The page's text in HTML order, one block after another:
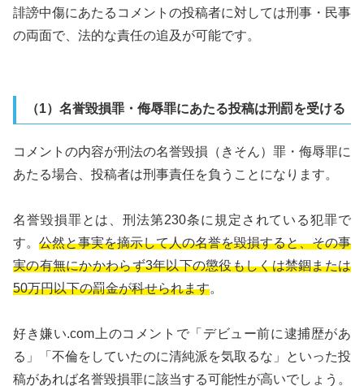
誹謗中傷にあたるコメントの投稿者に対しては刑事・民事
の両面で、法的な責任の追及が可能です。
（1）名誉毀損罪・侮辱罪にあたる投稿は刑罰を受ける
コメントの内容が刑法の名誉毀損（きそん）罪・侮辱罪に
あたる場合、投稿者は刑事責任を負うことになります。
名誉毀損罪とは、刑法第230条に規定されている犯罪で
す。 公然と事実を摘示して人の名誉を毀損すると、その事
実の有無にかかわらず3年以下の懲役もしくは禁錮または
50万円以下の罰金が科せられます。
好き嫌い.com上のコメントで「デビュー前に逮捕歴があ
る」「不倫をしていたのに清純派を気取るな」といった投
稿があれば名誉毀損罪に該当する可能性が高いでしょう。